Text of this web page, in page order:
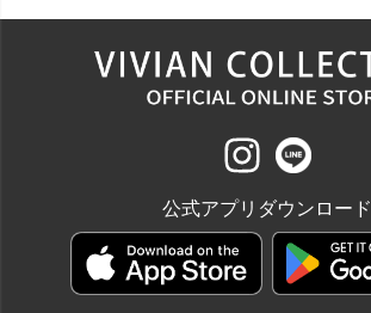
公式アプリダウンロード